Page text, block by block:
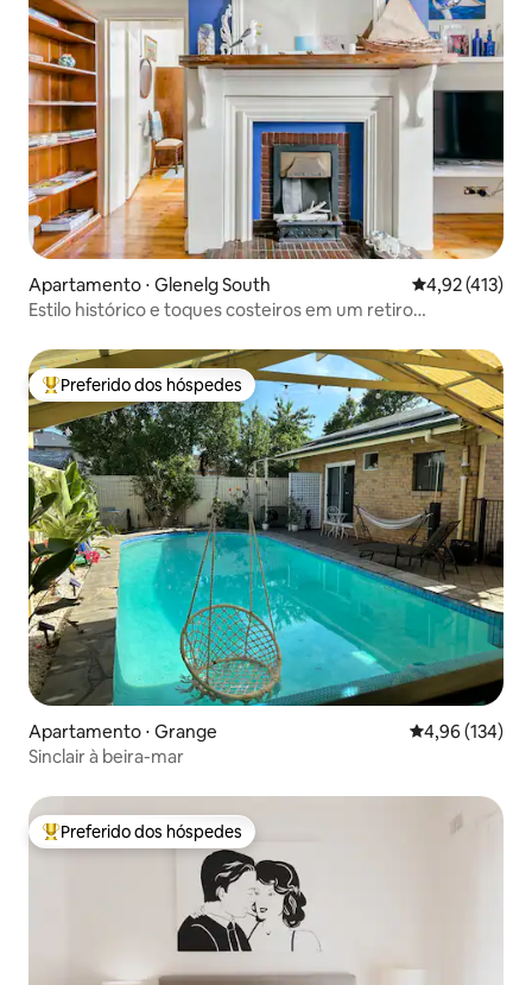
Apartamento ⋅ Glenelg South 4,92 de uma
4,92 (413)
Estilo histórico e toques costeiros em um retiro
Entre os melhores preferidos dos hóspedes
Preferido dos hóspedes
Apartamento ⋅ Grange 4,96 de uma
4,96 (134)
Sinclair à beira-mar
Entre os melhores preferidos dos hóspedes
Preferido dos hóspedes